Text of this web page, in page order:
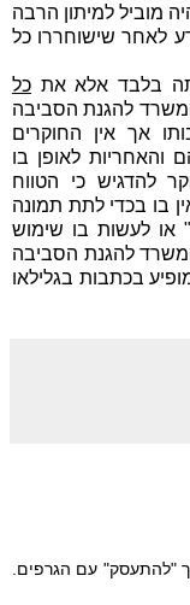
החמים של שנות ה-60 וה-50 היה מוביל למיתון הרבה
לאחר שישוחררו כל
בלבד אלא את כל
להגנת הסביבה
אך אין החוקרים
והאחריות לאופן בו
להדגיש כי הטווח
בו בכדי לתת תמונה
או לעשות בו שימוש
להגנת הסביבה
בכתבות בגלילאו
"להתעסק" עם הגרפים.